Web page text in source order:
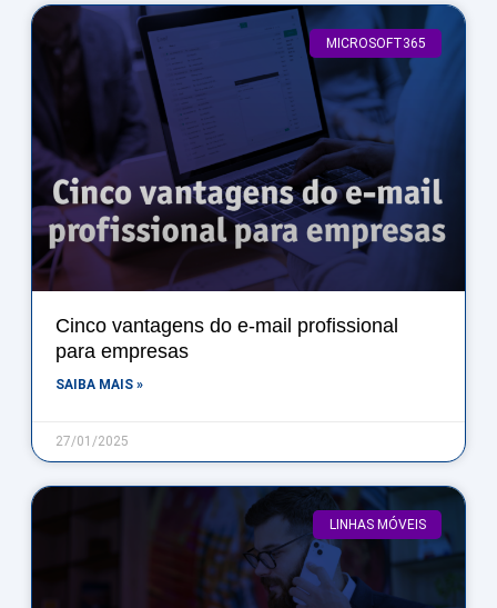
MICROSOFT365
Cinco vantagens do e-mail profissional
para empresas
SAIBA MAIS »
27/01/2025
LINHAS MÓVEIS